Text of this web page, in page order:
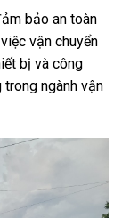
bảo an toàn
vận chuyển
bị và công
ngành vận